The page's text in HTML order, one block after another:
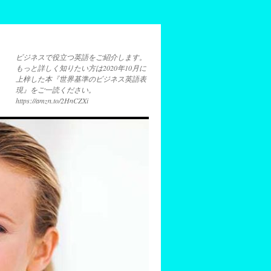
ビジネスで役立つ英語をご紹介します。
もっと詳しく知りたい方は2020年10月に
上梓した本『世界基準のビジネス英語表
現』をご一読ください。
https://amzn.to/2HnCZXi